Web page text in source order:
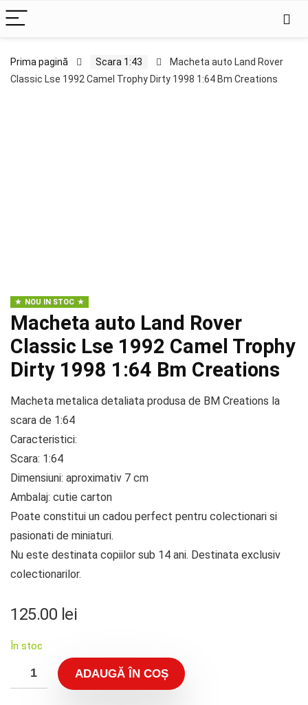
Prima pagină Scara 1:43
Macheta auto Land Rover
Classic Lse 1992 Camel Trophy Dirty 1998 1:64 Bm Creations
NOU IN STOC
Macheta auto Land Rover
Classic Lse 1992 Camel Trophy
Dirty 1998 1:64 Bm Creations
Macheta metalica detaliata produsa de BM Creations la
scara de 1:64
Caracteristici:
Scara: 1:64
Dimensiuni: aproximativ 7 cm
Ambalaj: cutie carton
Poate constitui un cadou perfect pentru colectionari si
pasionati de miniaturi.
Nu este destinata copiilor sub 14 ani. Destinata exclusiv
colectionarilor.
125.00 lei
În stoc
ADAUGĂ ÎN COȘ